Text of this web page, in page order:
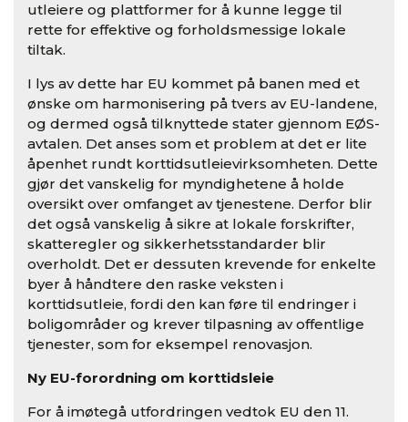
utleiere og plattformer for å kunne legge til
rette for effektive og forholdsmessige lokale
tiltak.
I lys av dette har EU kommet på banen med et
ønske om harmonisering på tvers av EU-landene,
og dermed også tilknyttede stater gjennom EØS-
avtalen. Det anses som et problem at det er lite
åpenhet rundt korttidsutleievirksomheten. Dette
gjør det vanskelig for myndighetene å holde
oversikt over omfanget av tjenestene. Derfor blir
det også vanskelig å sikre at lokale forskrifter,
skatteregler og sikkerhetsstandarder blir
overholdt. Det er dessuten krevende for enkelte
byer å håndtere den raske veksten i
korttidsutleie, fordi den kan føre til endringer i
boligområder og krever tilpasning av offentlige
tjenester, som for eksempel renovasjon.
Ny EU-forordning om korttidsleie
For å imøtegå utfordringen vedtok EU den 11.